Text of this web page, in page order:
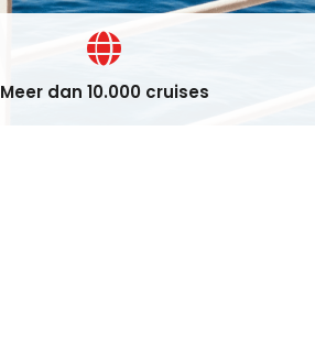
Meer dan 10.000 cruises